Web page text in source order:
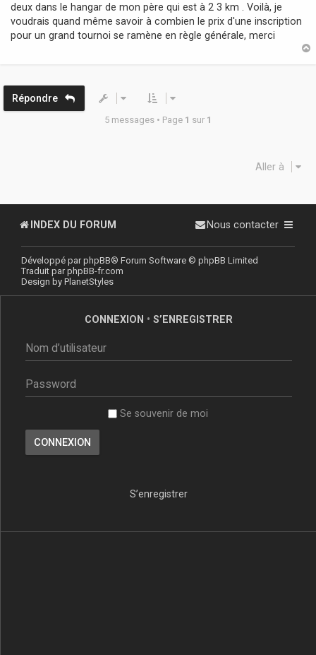
deux dans le hangar de mon père qui est à 2 3 km . Voilà, je
voudrais quand même savoir à combien le prix d'une inscription
pour un grand tournoi se ramène en règle générale, merci
Répondre
5 messages • Page 1 sur 1
Aller à
INDEX DU FORUM Nous contacter
Développé parphpBB® Forum Software © phpBB Limited
Traduit parphpBB-fr.com
Design by PlanetStyles
CONNEXION • S’ENREGISTRER
Se souvenir de moi
S’enregistrer